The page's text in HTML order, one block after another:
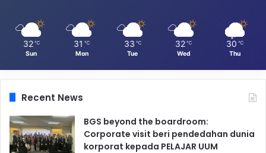
32 ℃
Sun
31 ℃
Mon
33 ℃
Tue
32 ℃
Wed
30 ℃
Thu
Recent News
BGS beyond the boardroom:
Corporate visit beri pendedahan dunia
korporat kepada PELAJAR UUM